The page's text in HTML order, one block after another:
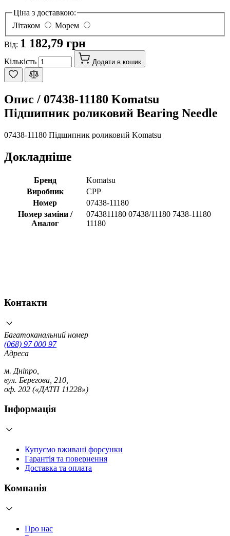
Ціна з доставкою:
Літаком
Морем
Від: 1 182,79 грн
Кількість Додати в кошик
Опис / 07438-11180 Komatsu
Підшипник роликовий Bearing Needle
07438-11180 Підшипник роликовий Komatsu
Докладніше
Бренд
Komatsu
Виробник
CPP
Номер
07438-11180
Номер заміни /
Аналог
0743811180 07438/11180 7438-11180
11180
Контакти
Багатоканальний номер
(068) 97 000 97
Адреса
м. Дніпро,
вул. Берегова, 210,
оф. 202 («ДАТП 11228»)
Інформація
Купуємо вживані форсунки
Гарантія та повернення
Доставка та оплата
Компанія
Про нас